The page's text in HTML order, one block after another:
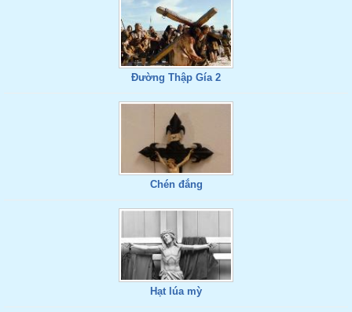
Đường Thập Gía 2
Chén đắng
Hạt lúa mỳ